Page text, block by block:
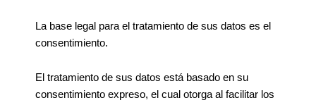
La base legal para el tratamiento de sus datos es el
consentimiento.
El tratamiento de sus datos está basado en su
consentimiento expreso, el cual otorga al facilitar los